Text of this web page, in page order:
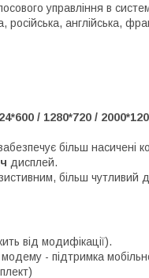
управління в
англійська,
/ 1280*720 /
більш насичені
дисплей.
більш чутливий
від модифікації).
- підтримка